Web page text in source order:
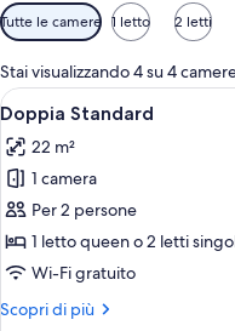
Filtri
disponibili
per
le
camere
Tutte le camere 1 letto 2 letti
Stai visualizzando 4 su 4
Apri
tutte
le
foto
per
Doppia
Standard
2
Doppia Standard
22 m²
1 camera
Per 2 persone
1 letto queen o 2 letti
Wi-Fi gratuito
Scopri di più
Altri